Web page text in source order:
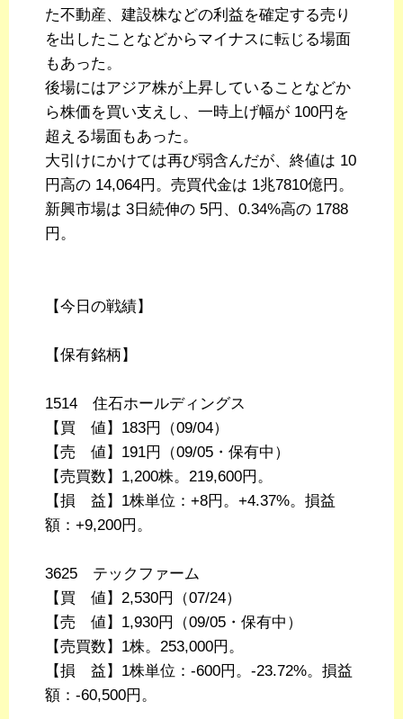
た不動産、建設株などの利益を確定する売り
を出したことなどからマイナスに転じる場面
もあった。
後場にはアジア株が上昇していることなどか
ら株価を買い支えし、一時上げ幅が 100円を
超える場面もあった。
大引けにかけては再び弱含んだが、終値は 10
円高の 14,064円。売買代金は 1兆7810億円。
新興市場は 3日続伸の 5円、0.34%高の 1788
円。
【今日の戦績】
【保有銘柄】
1514 住石ホールディングス
【買 値】183円（09/04）
【売 値】191円（09/05・保有中）
【売買数】1,200株。219,600円。
【損 益】1株単位：+8円。+4.37%。損益
額：+9,200円。
3625 テックファーム
【買 値】2,530円（07/24）
【売 値】1,930円（09/05・保有中）
【売買数】1株。253,000円。
【損 益】1株単位：-600円。-23.72%。損益
額：-60,500円。